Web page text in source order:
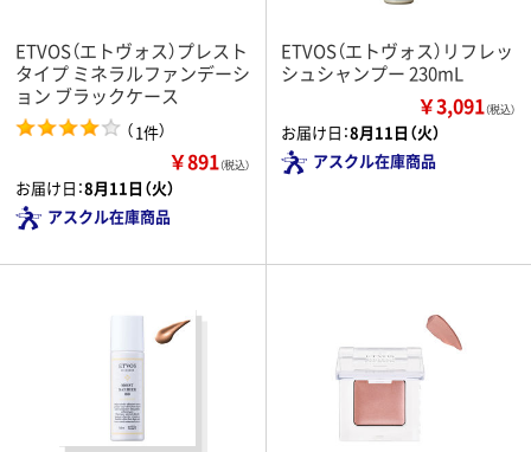
ETVOS（エトヴォス）プレスト
タイプ ミネラルファンデーシ
ョン ブラックケース
（1件）
￥891（税込）
お届け日：8月11日（火）
アスクル在庫商品
ETVOS（エトヴォス）リフレッ
シュシャンプー 230mL
￥3,091（税込）
お届け日：8月11日（火）
アスクル在庫商品